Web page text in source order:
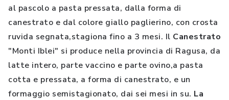
al pascolo a pasta pressata, dalla forma di
canestrato e dal colore giallo paglierino, con crosta
ruvida segnata,stagiona fino a 3 mesi. Il Canestrato
"Monti Iblei" si produce nella provincia di Ragusa, da
latte intero, parte vaccino e parte ovino,a pasta
cotta e pressata, a forma di canestrato, e un
formaggio semistagionato, dai sei mesi in su. La